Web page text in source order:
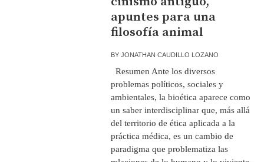
apuntes para una
filosofía animal
BYJONATHAN CAUDILLO LOZANO
Resumen Ante los diversos
problemas políticos, sociales y
ambientales, la bioética aparece como
un saber interdisciplinar que, más allá
del territorio de ética aplicada a la
práctica médica, es un cambio de
paradigma que problematiza las